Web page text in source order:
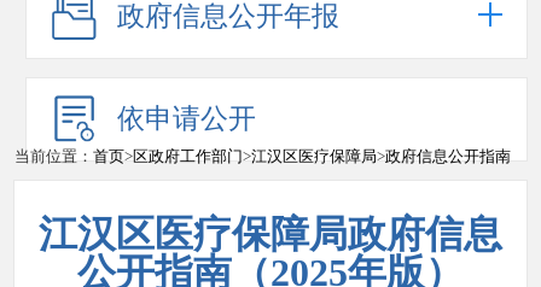
政府信息公开年报
依申请公开
当前位置：首页>区政府工作部门>江汉区医疗保障局>政府信息公开指南
江汉区医疗保障局政府信息
公开指南（2025年版）